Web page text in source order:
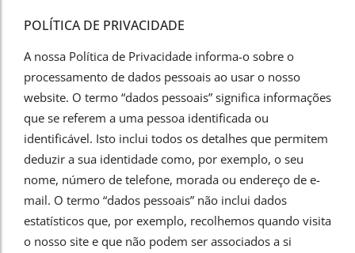
Crio o melhor:Conteúdo SEO
Consultor SEO
Consultor Google Ads
Consultor Google Analytics
Consultor Email Marketing
Criação de Sites Tendência
POLÍTICA DE PRIVACIDADE
A nossa Política de Privacidade informa-o sobre o
processamento de dados pessoais ao usar o nosso
website. O termo “dados pessoais” significa informações
que se referem a uma pessoa identificada ou
identificável. Isto inclui todos os detalhes que permitem
deduzir a sua identidade como, por exemplo, o seu
nome, número de telefone, morada ou endereço de e-
mail. O termo “dados pessoais” não inclui dados
estatísticos que, por exemplo, recolhemos quando visita
o nosso site e que não podem ser associados a si